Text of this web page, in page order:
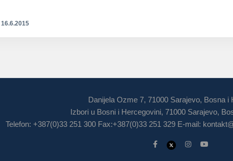
16.6.2015
Danijela Ozme 7, 71000 Sarajevo, Bosna i
Izbori u Bosni i Hercegovini, 71000 Sarajevo,
Telefon: +387(0)33 251 300 Fax:+387(0)33 251 329 E-mail: